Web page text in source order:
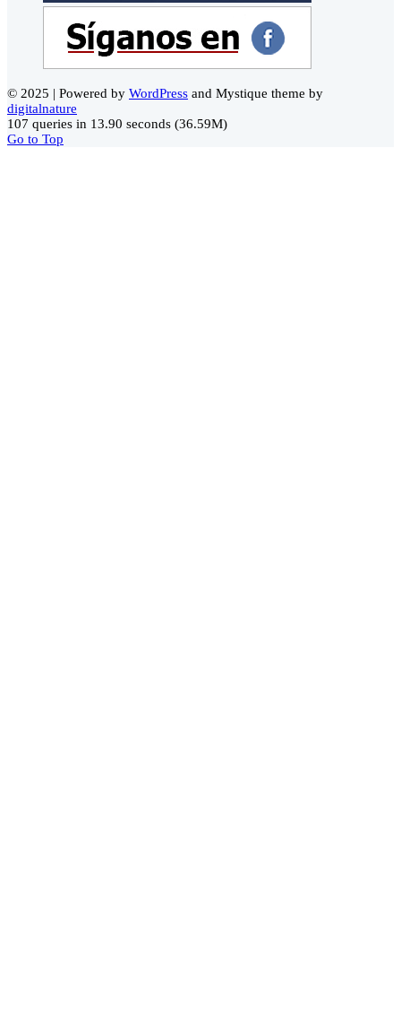
© 2025 | Powered by WordPress and Mystique theme by
digitalnature
107 queries in 13.90 seconds (36.59M)
Go to Top